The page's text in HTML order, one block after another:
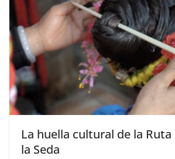
La huella cultural de la
la Seda